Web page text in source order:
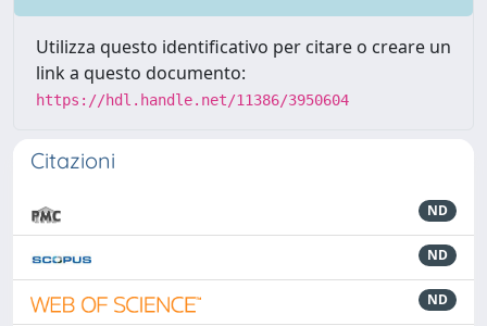
Utilizza questo identificativo per citare o creare un
link a questo documento:
https://hdl.handle.net/11386/3950604
Citazioni
ND
ND
ND